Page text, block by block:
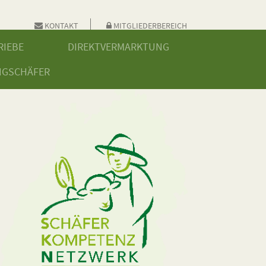
KONTAKT MITGLIEDERBEREICH
DIREKTVERMARKTUNG